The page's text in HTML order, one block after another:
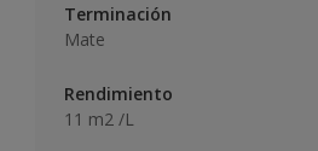
Terminación
Mate
Rendimiento
11 m2 /L